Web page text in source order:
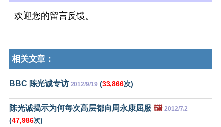
欢迎您的留言反馈。
相关文章：
BBC 陈光诚专访 2012/9/19 (33,866次)
陈光诚揭示为何每次高层都向周永康屈服 🖼️ 2012/7/2
(47,986次)